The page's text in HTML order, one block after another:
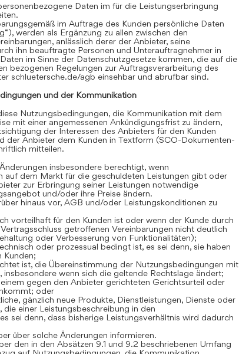
Daten im für die Leistungserbringung
im Auftrage des Kunden persönliche Daten
werden als Ergänzung zu allen zwischen den
anlässlich derer der Anbieter, seine
ihn beauftragte Personen und Unterauftragnehmer in
im Sinne der Datenschutzgesetze kommen, die auf die
bezogenen Regelungen zur Auftragsverarbeitung des
schluetersche.de/agb einsehbar und abrufbar sind.
und der Kommunikation
Nutzungsbedingungen, die Kommunikation mit dem
mit einer angemessenen Ankündigungsfrist zu ändern,
der Interessen des Anbieters für den Kunden
der Anbieter dem Kunden in Textform (SCO-Dokumenten-
mitteilen.
insbesondere berechtigt, wenn
dem Markt für die geschuldeten Leistungen gibt oder
zur Erbringung seiner Leistungen notwendige
und/oder ihre Preise ändern.
hinaus vor, AGB und/oder Leistungskonditionen zu
vorteilhaft für den Kunden ist oder wenn der Kunde durch
getroffenen Vereinbarungen nicht deutlich
oder Verbesserung von Funktionalitäten);
oder prozessual bedingt ist, es sei denn, sie haben
Kunden;
ist, die Übereinstimmung der Nutzungsbedingungen mit
insbesondere wenn sich die geltende Rechtslage ändert;
gegen den Anbieter gerichteten Gerichtsurteil oder
oder
gänzlich neue Produkte, Dienstleistungen, Dienste oder
einer Leistungsbeschreibung in den
sei denn, dass bisherige Leistungsverhältnis wird dadurch
über solche Änderungen informieren.
den in den Absätzen 9.1 und 9.2 beschriebenen Umfang